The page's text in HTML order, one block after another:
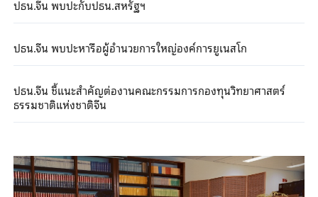
ปธน.จีน พบปะกับปธน.สหรัฐฯ
ปธน.จีน พบปะหารือผู้อำนวยการใหญ่องค์การยูเนสโก
ปธน.จีน ชี้แนะสำคัญต่องานคณะกรรมการกองทุนวิทยาศาสตร์
ธรรมชาติแห่งชาติจีน